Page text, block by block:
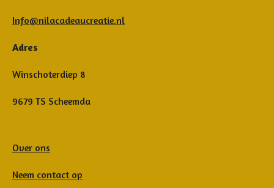
Info@nilacadeaucreatie.nl
Adres
Winschoterdiep 8
9679 TS Scheemda
Over ons
Neem contact op